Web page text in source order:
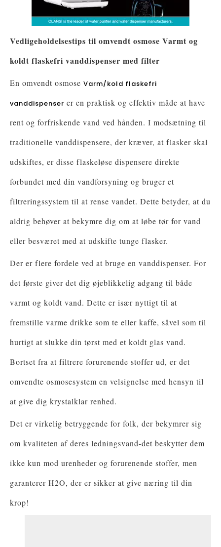
Vedligeholdelsestips til omvendt osmose Varmt og
koldt flaskefri vanddispenser med filter
En omvendt osmose Varm/kold flaskefri
vanddispenser er en praktisk og effektiv måde at have
rent og forfriskende vand ved hånden. I modsætning til
traditionelle vanddispensere, der kræver, at flasker skal
udskiftes, er disse flaskeløse dispensere direkte
forbundet med din vandforsyning og bruger et
filtreringssystem til at rense vandet. Dette betyder, at du
aldrig behøver at bekymre dig om at løbe tør for vand
eller besværet med at udskifte tunge flasker.
Der er flere fordele ved at bruge en vanddispenser. For
det første giver det dig øjeblikkelig adgang til både
varmt og koldt vand. Dette er især nyttigt til at
fremstille varme drikke som te eller kaffe, såvel som til
hurtigt at slukke din tørst med et koldt glas vand.
Bortset fra at filtrere forurenende stoffer ud, er det
omvendte osmosesystem en velsignelse med hensyn til
at give dig krystalklar renhed.
Det er virkelig betryggende for folk, der bekymrer sig
om kvaliteten af ​​deres ledningsvand-det beskytter dem
ikke kun mod urenheder og forurenende stoffer, men
garanterer H2O, der er sikker at give næring til din
krop!